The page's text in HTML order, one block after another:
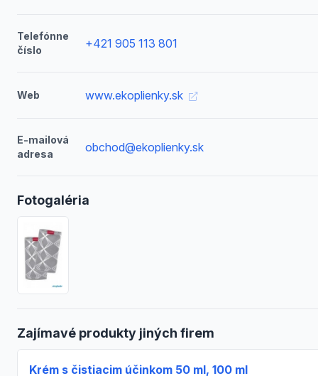
Telefónne
číslo
+421 905 113 801
Web www.ekoplienky.sk
E-mailová
adresa
obchod@ekoplienky.sk
Fotogaléria
Zajímavé produkty jiných firem
Krém s čistiacim účinkom 50 ml, 100 ml